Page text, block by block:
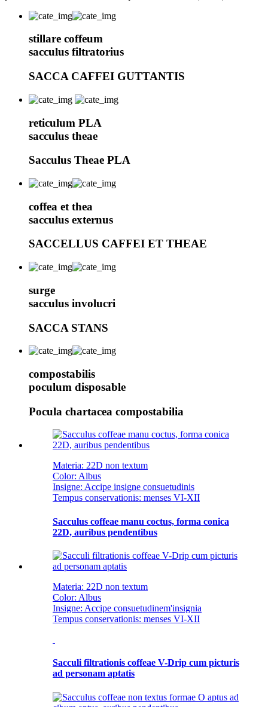
stillare coffeum
sacculus filtratorius
SACCA CAFFEI GUTTANTIS
reticulum PLA
sacculus theae
Sacculus Theae PLA
coffea et thea
sacculus externus
SACCELLUS CAFFEI ET THEAE
surge
sacculus involucri
SACCA STANS
compostabilis
poculum disposable
Pocula chartacea compostabilia
Materia: 22D non textum
Color: Albus
Insigne: Accipe insigne consuetudinis
Tempus conservationis: menses VI-XII
Sacculus coffeae manu coctus, forma conica
22D, auribus pendentibus
Materia: 22D non textum
Color: Albus
Insigne: Accipe consuetudinem'insignia
Tempus conservationis: menses VI-XII
Sacculi filtrationis coffeae V-Drip cum picturis
ad personam aptatis